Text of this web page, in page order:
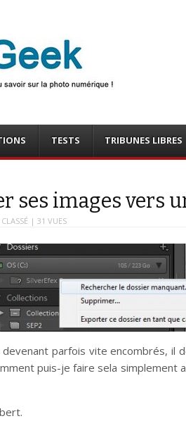
TESTS TRIBUNES LIBRES
ses images vers
| 31 VUES
parfois vite encombrés, il
puis-je faire sela simplement